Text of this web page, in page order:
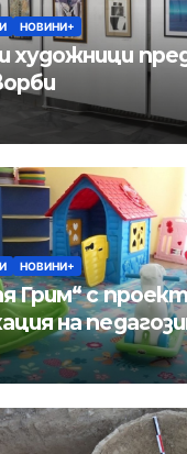
НОВИНИ+
художници
НОВИНИ+
Грим“ с
на